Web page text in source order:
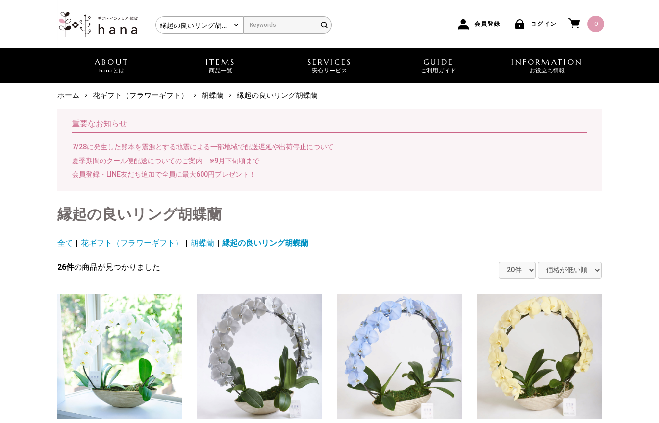
会員登録 ログイン 0
ABOUT
hanaとは
ITEMS
商品一覧
SERVICES
安心サービス
GUIDE
ご利用ガイド
INFORMATION
お役立ち情報
ホーム 花ギフト（フラワーギフト） 胡蝶蘭 縁起の良いリング胡蝶蘭
重要なお知らせ
7/28に発生した熊本を震源とする地震による一部地域で配送遅延や出荷停止について
夏季期間のクール便配送についてのご案内 ※9月下旬頃まで
会員登録・LINE友だち追加で全員に最大600円プレゼント！
縁起の良いリング胡蝶蘭
全て | 花ギフト（フラワーギフト） | 胡蝶蘭 | 縁起の良いリング胡蝶蘭
26件の商品が見つかりました